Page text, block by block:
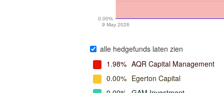
9 May 2026
0.00%
alle hedgefunds laten zien
1.98% AQR Capital Management
0.00% Egerton Capital